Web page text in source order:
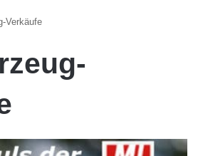
Verkäufe